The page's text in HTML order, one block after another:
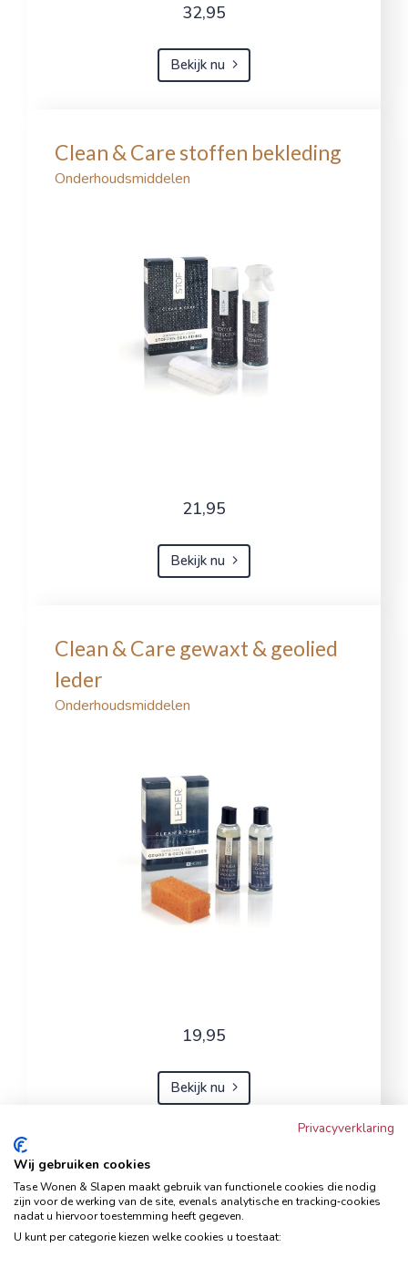
32,95
Bekijk nu
Clean & Care stoffen bekleding
Onderhoudsmiddelen
21,95
Bekijk nu
Clean & Care gewaxt & geolied
leder
Onderhoudsmiddelen
19,95
Bekijk nu
Hoekbank Famanti lichtgrijs
rechts
Hoekbanken
Privacyverklaring
Wij gebruiken cookies
Tase Wonen & Slapen maakt gebruik van functionele cookies die nodig
zijn voor de werking van de site, evenals analytische en tracking‑cookies
nadat u hiervoor toestemming heeft gegeven.
U kunt per categorie kiezen welke cookies u toestaat: